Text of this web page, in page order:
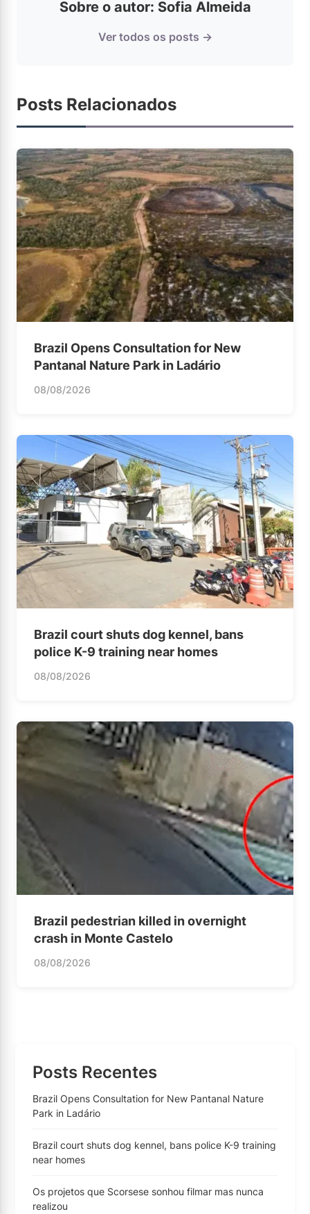
Sobre o autor: Sofia Almeida
Ver todos os posts →
Posts Relacionados
Brazil Opens Consultation for New
Pantanal Nature Park in Ladário
08/08/2026
Brazil court shuts dog kennel, bans
police K-9 training near homes
08/08/2026
Brazil pedestrian killed in overnight
crash in Monte Castelo
08/08/2026
Posts Recentes
Brazil Opens Consultation for New Pantanal Nature
Park in Ladário
Brazil court shuts dog kennel, bans police K-9 training
near homes
Os projetos que Scorsese sonhou filmar mas nunca
realizou